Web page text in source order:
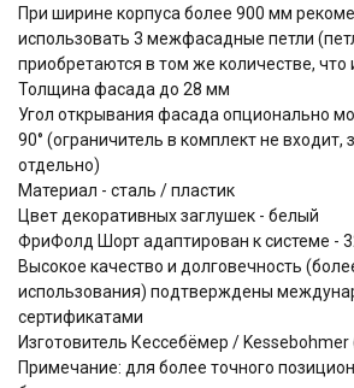
При ширине корпуса более 900 мм
использовать 3 межфасадные петли
приобретаются в том же количестве,
Толщина фасада до 28 мм
Угол открывания фасада опционально
90° (ограничитель в комплект не входит,
отдельно)
Материал - сталь / пластик
Цвет декоративных заглушек - белый
ФриФолд Шорт адаптирован к системе -
Высокое качество и долговечность
использования) подтверждены
сертификатами
Изготовитель Кессебёмер /
Примечание: для более точного